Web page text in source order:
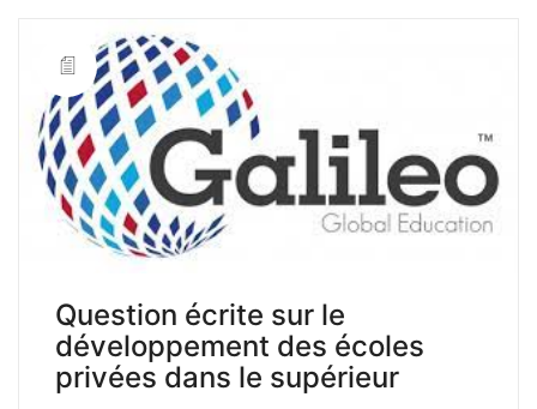
Question écrite sur le
développement des écoles
privées dans le supérieur